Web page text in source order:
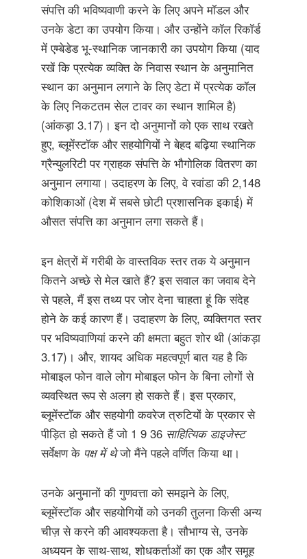
संपत्ति की भविष्यवाणी करने के लिए अपने मॉडल और
उनके डेटा का उपयोग किया। और उन्होंने कॉल रिकॉर्ड
में एम्बेडेड भू-स्थानिक जानकारी का उपयोग किया (याद
रखें कि प्रत्येक व्यक्ति के निवास स्थान के अनुमानित
स्थान का अनुमान लगाने के लिए डेटा में प्रत्येक कॉल
के लिए निकटतम सेल टावर का स्थान शामिल है)
(आंकड़ा 3.17)। इन दो अनुमानों को एक साथ रखते
हुए, ब्लूमेंस्टॉक और सहयोगियों ने बेहद बढ़िया स्थानिक
ग्रैन्युलरिटी पर ग्राहक संपत्ति के भौगोलिक वितरण का
अनुमान लगाया। उदाहरण के लिए, वे रवांडा की 2,148
कोशिकाओं (देश में सबसे छोटी प्रशासनिक इकाई) में
औसत संपत्ति का अनुमान लगा सकते हैं।
इन क्षेत्रों में गरीबी के वास्तविक स्तर तक ये अनुमान
कितने अच्छे से मेल खाते हैं? इस सवाल का जवाब देने
से पहले, मैं इस तथ्य पर जोर देना चाहता हूं कि संदेह
होने के कई कारण हैं। उदाहरण के लिए, व्यक्तिगत स्तर
पर भविष्यवाणियां करने की क्षमता बहुत शोर थी (आंकड़ा
3.17)। और, शायद अधिक महत्वपूर्ण बात यह है कि
मोबाइल फोन वाले लोग मोबाइल फोन के बिना लोगों से
व्यवस्थित रूप से अलग हो सकते हैं। इस प्रकार,
ब्लूमेंस्टॉक और सहयोगी कवरेज त्रुटियों के प्रकार से
पीड़ित हो सकते हैं जो 1 9 36 साहित्यिक डाइजेस्ट
सर्वेक्षण के पक्ष में थेजो मैंने पहले वर्णित किया था।
उनके अनुमानों की गुणवत्ता को समझने के लिए,
ब्लूमेंस्टॉक और सहयोगियों को उनकी तुलना किसी अन्य
चीज़ से करने की आवश्यकता है। सौभाग्य से, उनके
अध्ययन के साथ-साथ, शोधकर्ताओं का एक और समूह